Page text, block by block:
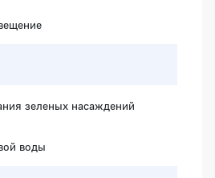
зеленых насаждений
воды